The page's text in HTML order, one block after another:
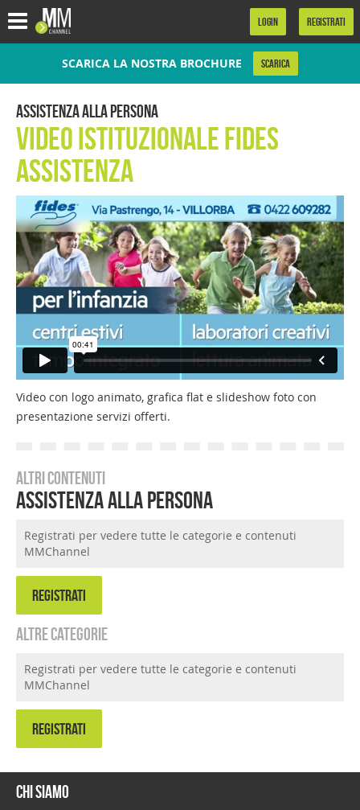
LOGIN REGISTRATI
SCARICA LA NOSTRA BROCHURE SCARICA
Assistenza alla Persona
Video Istituzionale Fides
Assistenza
Video con logo animato, grafica flat e slideshow foto con
presentazione servizi offerti.
Altri contenuti
Assistenza alla Persona
Registrati per vedere tutte le categorie e contenuti
MMChannel
REGISTRATI
Altre categorie
Registrati per vedere tutte le categorie e contenuti
MMChannel
REGISTRATI
Chi siamo